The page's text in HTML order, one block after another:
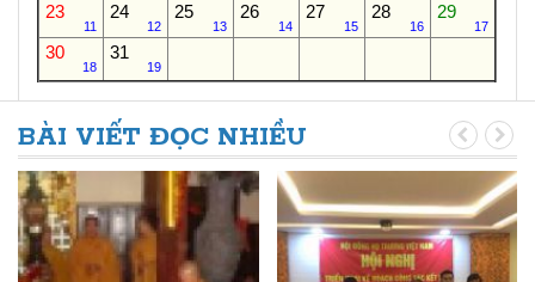
23
11
24
12
25
13
26
14
27
15
28
16
29
17
30
18
31
19
BÀI VIẾT ĐỌC NHIỀU